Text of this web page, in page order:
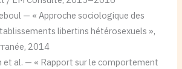
— « Approche sociologique des
libertins hétérosexuels »,
2014
et al. — « Rapport sur le comportement